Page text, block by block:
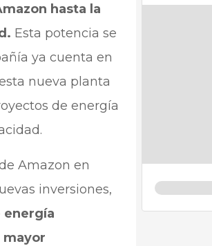
hasta la
Esta potencia se
ya cuenta en
nueva planta
de energía
Amazon en
inversiones,
energía
mayor